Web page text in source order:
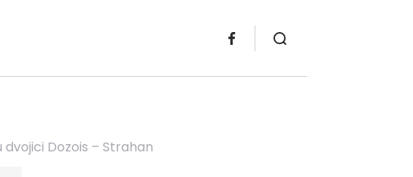
Dozois – Strahan